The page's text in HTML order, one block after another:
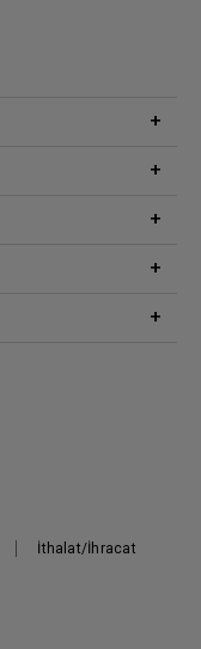
İthalat/İhracat